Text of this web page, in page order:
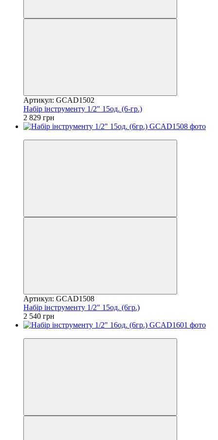
Артикул: GCAD1502
Набір інструменту 1/2" 15од. (6-гр.)
2 829 грн
Артикул: GCAD1508
Набір інструменту 1/2" 15од. (6гр.)
2 540 грн